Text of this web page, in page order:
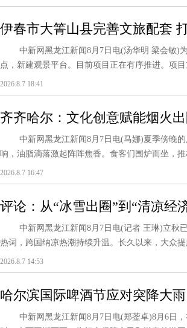
伊春市大箐山县完善文旅配套
中新网黑龙江新闻8月7日电(汤华明 梁会敏)为
点，新建观景平台。目前项目正在有序推进。项
2026.8.7 18:41
齐齐哈尔：文化创意赋能烟火出
中新网黑龙江新闻8月7日电(马娜)夏季傍晚的
响，油脂滴落激起阵阵焦香。食客们围炉而坐，
闹....
2026.8.7 16:47
评论：从“冰雪出圈”到“清凉经
中新网黑龙江新闻8月7日电(记者 王琳)立秋已
热词，跨国纳凉热潮持续升温。长久以来，大众
2026.8.7 14:53
哈尔滨国际啤酒节应对突降大
中新网黑龙江新闻8月7日电(郑蓥卓)8月6日，